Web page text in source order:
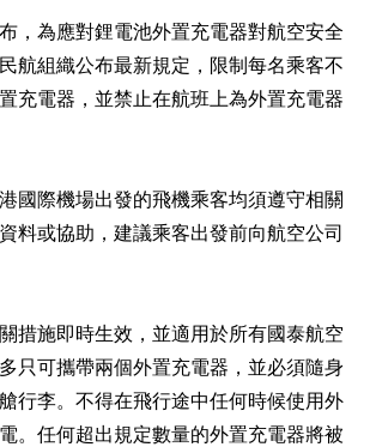
，為應對鋰電池外置充電器對航空安全
航組織公布最新規定，限制每名乘客不
充電器，並禁止在航班上為外置充電器
國際機場出發的飛機乘客均須遵守相關
料或協助，建議乘客出發前向航空公司
措施即時生效，並適用於所有國泰航空
只可攜帶兩個外置充電器，並必須隨身
行李。不得在飛行途中任何時候使用外
。任何超出規定數量的外置充電器將被